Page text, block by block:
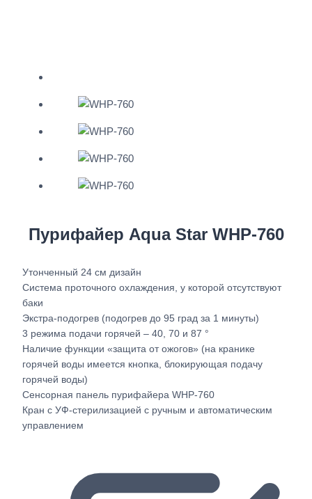
Пурифайер Aqua Star WHP-760
Утонченный 24 см дизайн
Система проточного охлаждения, у которой отсутствуют
баки
Экстра-подогрев (подогрев до 95 град за 1 минуты)
3 режима подачи горячей – 40, 70 и 87 °
Наличие функции «защита от ожогов» (на кранике
горячей воды имеется кнопка, блокирующая подачу
горячей воды)
Сенсорная панель пурифайера WHP-760
Кран с УФ-стерилизацией с ручным и автоматическим
управлением